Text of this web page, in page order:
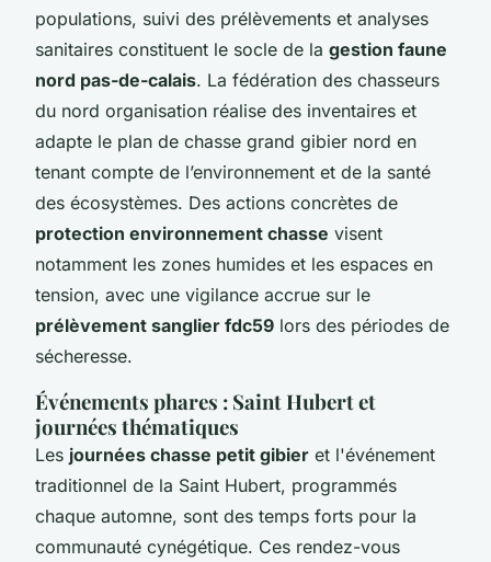
populations, suivi des prélèvements et analyses
sanitaires constituent le socle de la gestion faune
nord pas-de-calais. La fédération des chasseurs
du nord organisation réalise des inventaires et
adapte le plan de chasse grand gibier nord en
tenant compte de l’environnement et de la santé
des écosystèmes. Des actions concrètes de
protection environnement chasse visent
notamment les zones humides et les espaces en
tension, avec une vigilance accrue sur le
prélèvement sanglier fdc59 lors des périodes de
sécheresse.
Événements phares : Saint Hubert et
journées thématiques
Les journées chasse petit gibier et l'événement
traditionnel de la Saint Hubert, programmés
chaque automne, sont des temps forts pour la
communauté cynégétique. Ces rendez-vous